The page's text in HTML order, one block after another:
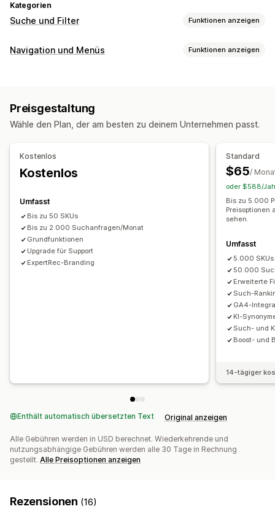
Kategorien
Suche und Filter Funktionen anzeigen
Suchfunktionen
Produktempfehlungen
Personalisierte Suche Benutzerdefiniertes Ranking
Display-Anpassung
Benutzerdefinierte CSS
Benutzerdefiniertes Styling
Benutzerdefinierte Filter
Sortierung
Analysen
KI-Einblicke
Conversion-Tracking
Filterverwendung
Suchabfragen
Navigation und Menüs Funktionen anzeigen
Anpassung
Drag-&-Drop-Editor
JavaScript
SEO
Analysen
Preisgestaltung
Wähle den Plan, der am besten zu deinem Unternehmen passt.
Kostenlos
Kostenlos
Umfasst
Bis zu 50 SKUs
Bis zu 2.000 Suchanfragen/Monat
Grundfunktionen
Upgrade für Support
ExpertRec-Branding
Standard
$65/
oder $588/
Bis zu 5.000
Preisoptionen
sehen.
Umfasst
5.000 SKUs
50.000
Erweiterte
Such-
GA4-
KI-
Such- und
Boost- und
14-tägiger
Enthält automatisch übersetzten Text Original anzeigen
Alle Gebühren werden in USD berechnet. Wiederkehrende und
nutzungsabhängige Gebühren werden alle 30 Tage in Rechnung
gestellt. Alle Preisoptionen anzeigen
Rezensionen (16)